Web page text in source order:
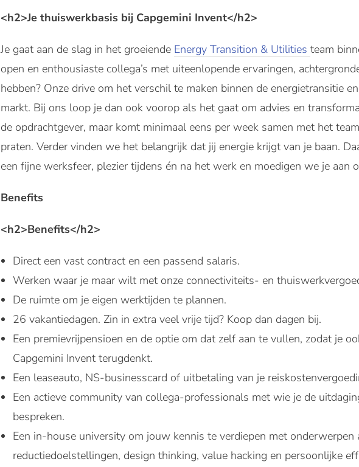
<h2>Je thuiswerkbasis bij Capgemini Invent</h2>
Je gaat aan de slag in het groeiende Energy Transition & Utilities team
open en enthousiaste collega’s met uiteenlopende ervaringen,
hebben? Onze drive om het verschil te maken binnen de energietransitie
markt. Bij ons loop je dan ook voorop als het gaat om advies en
de opdrachtgever, maar komt minimaal eens per week samen met het
praten. Verder vinden we het belangrijk dat jij energie krijgt van je baan.
een fijne werksfeer, plezier tijdens én na het werk en moedigen we je
Benefits
<h2>Benefits</h2>
Direct een vast contract en een passend salaris.
Werken waar je maar wilt met onze connectiviteits- en
De ruimte om je eigen werktijden te plannen.
26 vakantiedagen. Zin in extra veel vrije tijd? Koop dan dagen bij.
Een premievrijpensioen en de optie om dat zelf aan te vullen, zodat je
Capgemini Invent terugdenkt.
Een leaseauto, NS-businesscard of uitbetaling van je
Een actieve community van collega-professionals met wie je de
bespreken.
Een in-house university om jouw kennis te verdiepen met
reductiedoelstellingen, design thinking, value hacking en persoonlijke